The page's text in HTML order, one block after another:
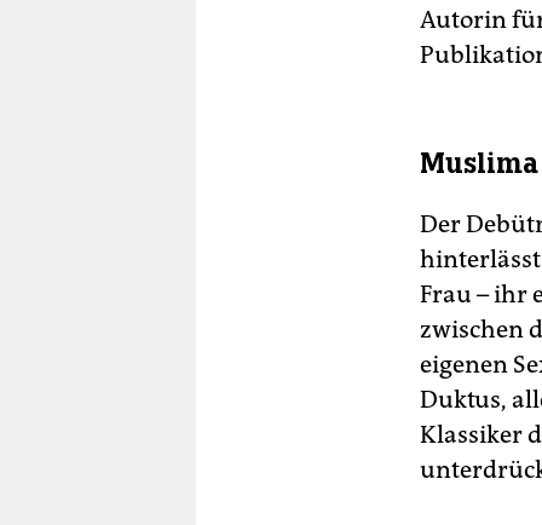
Autorin
Der
hinterlässt
Frau – ihr
zwischen
eigenen
Duktus,
Klassiker